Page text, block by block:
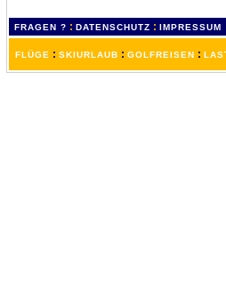
FRAGEN ? : DATENSCHUTZ : IMPRESSUM
FLÜGE : SKIURLAUB : GOLFREISEN :